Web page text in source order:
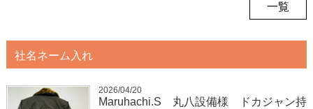
一覧
社名ネーム入れ
2026/04/20
Maruhachi.S 丸八設備様 ドカジャン持